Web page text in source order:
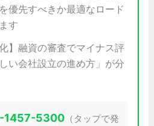
優先すべきか最適なロード
す
】融資の審査でマイナス評
い会社設立の進め方」が分
1457-5300（タップで発